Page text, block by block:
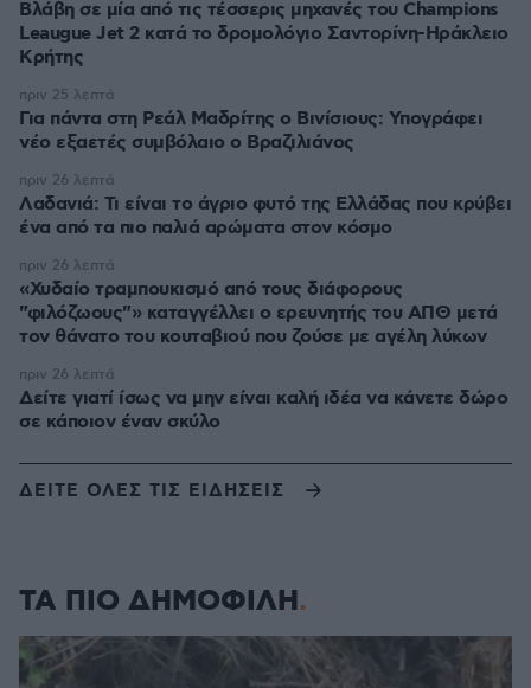
Βλάβη σε μία από τις τέσσερις μηχανές του Champions
Leaugue Jet 2 κατά το δρομολόγιο Σαντορίνη-Ηράκλειο
Κρήτης
Για πάντα στη Ρεάλ Μαδρίτης ο Βινίσιους: Υπογράφει
νέο εξαετές συμβόλαιο ο Βραζιλιάνος
πριν 25 λεπτά
Λαδανιά: Τι είναι το άγριο φυτό της Ελλάδας που κρύβει
ένα από τα πιο παλιά αρώματα στον κόσμο
πριν 26 λεπτά
«Χυδαίο τραμπουκισμό από τους διάφορους
"φιλόζωους"» καταγγέλλει ο ερευνητής του ΑΠΘ μετά
τον θάνατο του κουταβιού που ζούσε με αγέλη λύκων
πριν 26 λεπτά
Δείτε γιατί ίσως να μην είναι καλή ιδέα να κάνετε δώρο
σε κάποιον έναν σκύλο
πριν 26 λεπτά
ΔΕΙΤΕ ΟΛΕΣ ΤΙΣ ΕΙΔΗΣΕΙΣ
ΤΑ ΠΙΟ ΔΗΜΟΦΙΛΗ